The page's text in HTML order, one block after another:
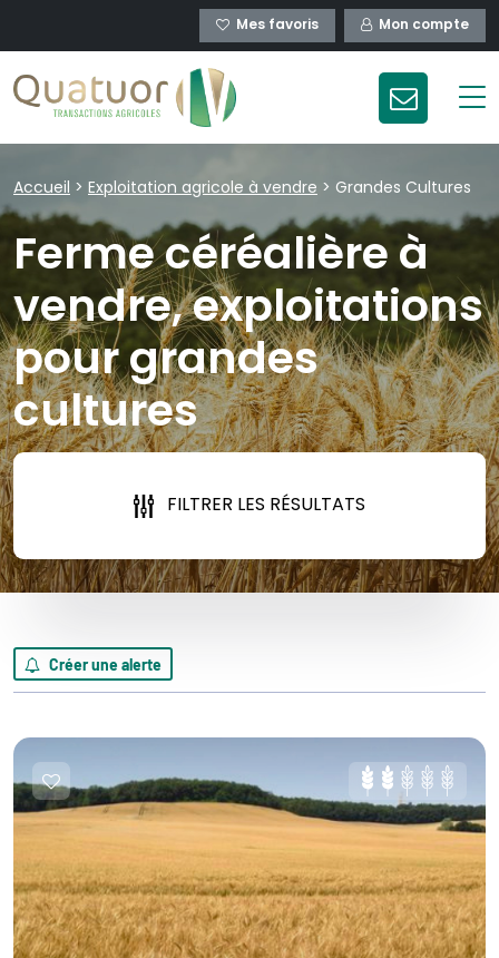
Mes favoris Mon compte
Accueil > Exploitation agricole à vendre > Grandes Cultures
Ferme céréalière à
vendre, exploitations
pour grandes
cultures
FILTRER LES RÉSULTATS
Créer une alerte